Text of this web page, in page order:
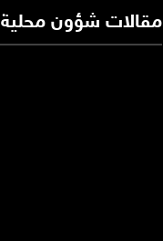
مقالات شؤون محلية